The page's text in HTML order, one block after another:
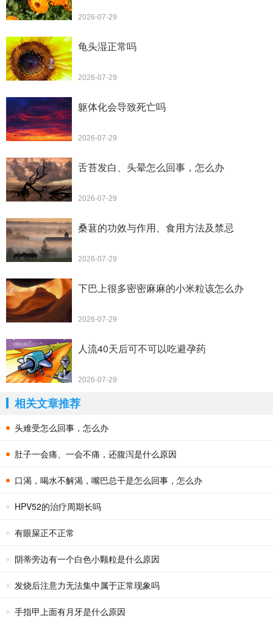
2026-07-29
龟头湿正常吗
2026-07-29
躯体化会导致死亡吗
2026-07-29
舌苔发白、头晕怎么回事，怎么办
2026-07-29
桑葚的功效与作用、食用方法及禁忌
2026-07-29
下巴上很多密密麻麻的小米粒该怎么办
2026-07-29
人流40天后可不可以吃避孕药
2026-07-29
相关文章推荐
头难受怎么回事，怎么办
肚子一会痛、一会不痛，还腹泻是什么原因
口渴，喝水不解渴，嘴巴总干是怎么回事，怎么办
HPV52的治疗周期长吗
有眼屎正不正常
阴蒂旁边有一个白色小颗粒是什么原因
发烧后注意力无法集中属于正常现象吗
手指甲上面有月牙是什么原因